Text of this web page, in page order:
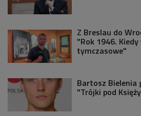
Z Breslau do
"Rok 1946.
tymczasowe"
Bartosz Bielenia
"Trójki pod